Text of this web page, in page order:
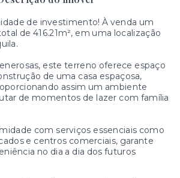
de investimento! À venda um
de 416.21m², em uma localização
este terreno oferece espaço
de uma casa espaçosa,
assim um ambiente
de momentos de lazer com família
com serviços essenciais como
e centros comerciais, garante
no dia a dia dos futuros